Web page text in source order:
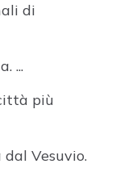
di
...
più
Vesuvio.